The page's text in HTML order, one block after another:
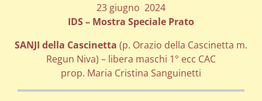
23 giugno 2024
IDS – Mostra Speciale Prato
SANJI della Cascinetta (p. Orazio della Cascinetta m.
Regun Niva) – libera maschi 1° ecc CAC
prop. Maria Cristina Sanguinetti